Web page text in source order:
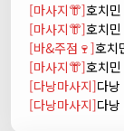
[마사지👘]
[마사지👘]
[바&주점🍷]
[마사지👘]
[다낭마사지]
[다낭마사지]